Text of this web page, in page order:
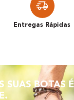
Entregas Rápidas
SUAS BOTAS